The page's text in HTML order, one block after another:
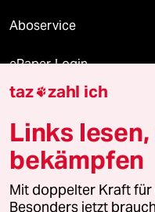
Aboservice
ePaper Login
Downloads für
© 2026 taz Verlags und
Alle Rechte vorbehalten. Bei
wenden Sie sich bitte an
taz zahl ich
Links
bekämpfen
Mit doppelter Kraft für
Besonders jetzt